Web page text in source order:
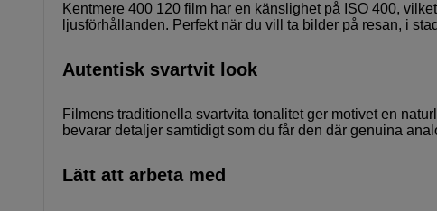
Kentmere 400 120 film har en känslighet på ISO 400,
ljusförhållanden. Perfekt när du vill ta bilder på resan, i
Autentisk svartvit look
Filmens traditionella svartvita tonalitet ger motivet en
bevarar detaljer samtidigt som du får den där genuina
Lätt att arbeta med